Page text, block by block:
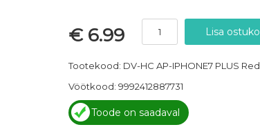
€ 6.99
Tootekood: DV-HC AP-IPHONE7 PLUS Red
Vöötkood: 9992412887731
Toode on saadaval